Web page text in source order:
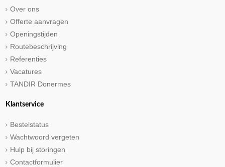
Over ons
Offerte aanvragen
Openingstijden
Routebeschrijving
Referenties
Vacatures
TANDIR Donermes
Klantservice
Bestelstatus
Wachtwoord vergeten
Hulp bij storingen
Contactformulier